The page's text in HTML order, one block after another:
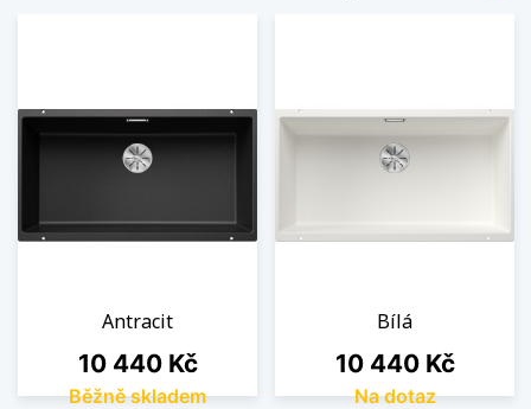
Antracit
Cena
10 440 Kč
Běžně skladem
Bílá
Cena
10 440 Kč
Na dotaz